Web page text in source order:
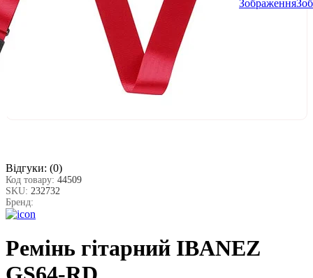
Відгуки: (0)
Код товару: 44509
SKU: 232732
Бренд:
Ремінь гітарний IBANEZ